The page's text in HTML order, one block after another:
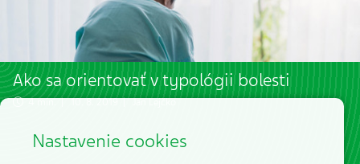
Ako sa orientovať v typológii bolesti
4 min. | 10. 8. 2019 |Jan Lejčko
Nastavenie cookies